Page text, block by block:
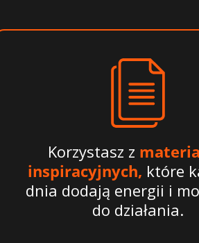
Korzystasz z
inspiracyjnych, które
dnia dodają energii i
do działania.